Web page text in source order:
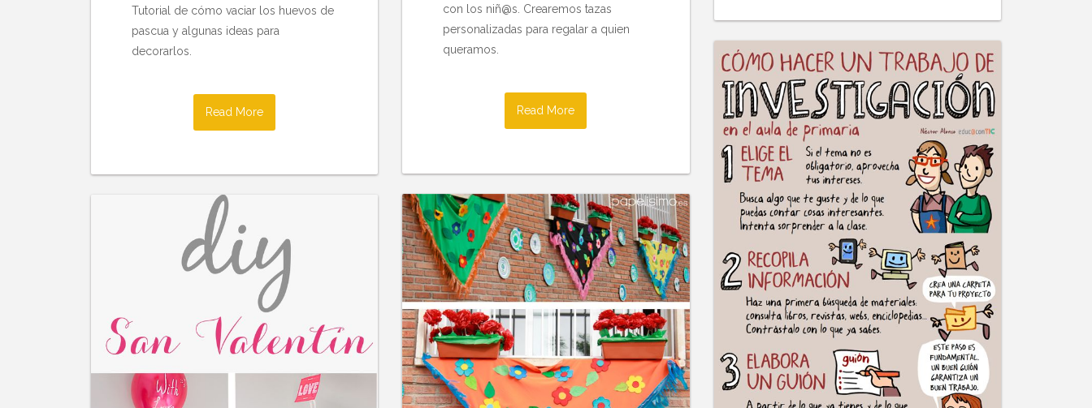
Tutorial de cómo vaciar los huevos de
pascua y algunas ideas para
decorarlos.
Read More
con los niñ@s. Crearemos tazas
personalizadas para regalar a quien
queramos.
Read More